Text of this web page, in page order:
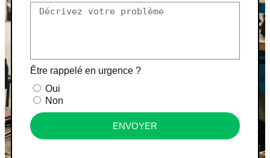
Être rappelé en urgence ?
Oui
Non
ENVOYER